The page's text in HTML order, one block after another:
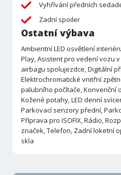
Vyhřívání předních
Zadní spoiler
Ostatní výbava
Ambientní LED osvětlení
Play, Asistent pro vedení vozu
airbagu spolujezdce, Digitální
Elektrochromatické vnitřní
palubního počítače, Konvenční
Kožené potahy, LED denní
Parkovací senzory přední,
Příprava pro ISOFIX, Rádio,
značek, Telefon, Zadní loketní
skla